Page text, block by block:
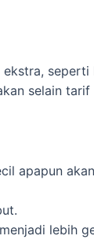
selain tarif
apapun
lebih